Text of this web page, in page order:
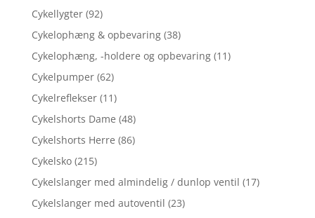
Cykellygter (92)
Cykelophæng & opbevaring (38)
Cykelophæng, -holdere og opbevaring (11)
Cykelpumper (62)
Cykelreflekser (11)
Cykelshorts Dame (48)
Cykelshorts Herre (86)
Cykelsko (215)
Cykelslanger med almindelig / dunlop ventil (17)
Cykelslanger med autoventil (23)